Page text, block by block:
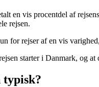
en vis procentdel af
rejsen.
for rejser af en vis
starter i Danmark, og